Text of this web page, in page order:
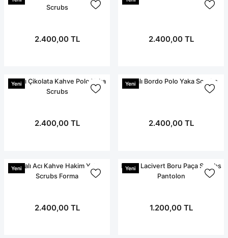
Sağlık
Scrubs
Likralı kombin Scrubs
Sağlık Bakanlığı Yeni
Forma Renkleri
Terikoton Forma Alt
Scrubs
2.400,00 TL 2.400,00 TL
Yeni
Likralı Çikolata Kahve Polo Yaka
Scrubs
2.400,00 TL
Yeni
Likralı Bordo Polo Yaka Scrubs
2.400,00 TL
Yeni
Likralı Acı Kahve Hakim Yaka
Scrubs Forma
2.400,00 TL
Yeni
Likralı Lacivert Boru Paça Scrubs
Pantolon
1.200,00 TL